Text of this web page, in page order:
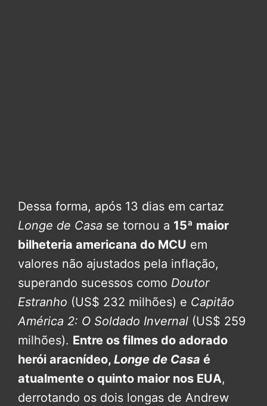
Dessa forma, após 13 dias em cartaz
Longe de Casa se tornou a 15ª maior
bilheteria americana do MCU em
valores não ajustados pela inflação,
superando sucessos como Doutor
Estranho (US$ 232 milhões) e Capitão
América 2: O Soldado Invernal (US$ 259
milhões). Entre os filmes do adorado
herói aracnídeo, Longe de Casa é
atualmente o quinto maior nos EUA,
derrotando os dois longas de Andrew